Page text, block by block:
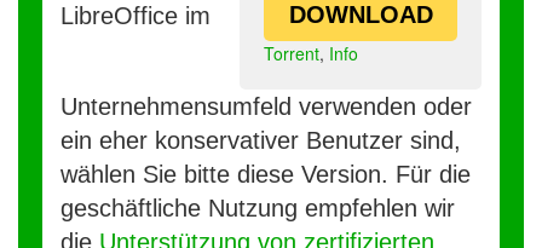
DOWNLOAD
Torrent, Info
LibreOffice im
Unternehmensumfeld verwenden oder
ein eher konservativer Benutzer sind,
wählen Sie bitte diese Version. Für die
geschäftliche Nutzung empfehlen wir
die Unterstützung von zertifizierten